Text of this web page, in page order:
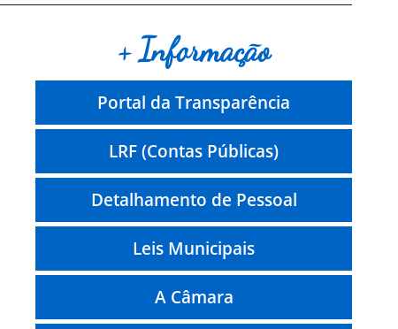
+ Informação
Portal da Transparência
LRF (Contas Públicas)
Detalhamento de Pessoal
Leis Municipais
A Câmara